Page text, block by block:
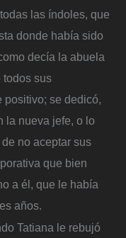
las índoles, que
donde había sido
decía la abuela
todos sus
se dedicó,
la nueva jefe, o lo
no aceptar sus
que bien
a él, que le había
años.
Tatiana le rebujó